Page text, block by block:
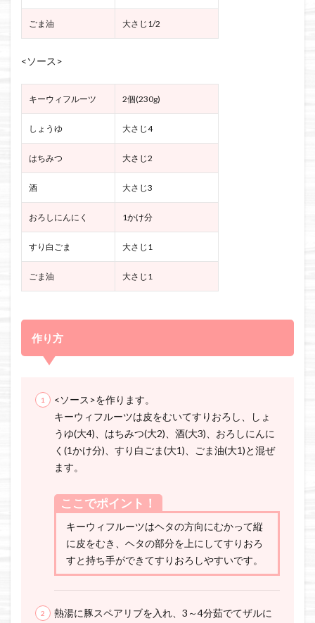
ごま油 大さじ1/2
<ソース>
キーウィフルーツ 2個(230g)
しょうゆ 大さじ4
はちみつ 大さじ2
酒 大さじ3
おろしにんにく 1かけ分
すり白ごま 大さじ1
ごま油 大さじ1
作り方
<ソース>を作ります。
キーウィフルーツは皮をむいてすりおろし、しょ
うゆ(大4)、はちみつ(大2)、酒(大3)、おろしにんに
く(1かけ分)、すり白ごま(大1)、ごま油(大1)と混ぜ
ます。
ここでポイント！
キーウィフルーツはヘタの方向にむかって縦
に皮をむき、ヘタの部分を上にしてすりおろ
すと持ち手ができてすりおろしやすいです。
熱湯に豚スペアリブを入れ、3～4分茹でてザルに